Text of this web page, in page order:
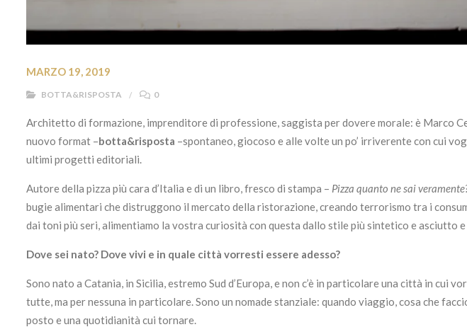
MARZO 19, 2019
BOTTA&RISPOSTA 0
Architetto di formazione, imprenditore di professione, saggista per dovere morale: è Marco
nuovo format –botta&risposta –spontaneo, giocoso e alle volte un po’ irriverente con cui
ultimi progetti editoriali.
Autore della pizza più cara d’Italia e di un libro, fresco di stampa – Pizza quanto ne sai
bugie alimentari che distruggono il mercato della ristorazione, creando terrorismo tra i
dai toni più seri, alimentiamo la vostra curiosità con questa dallo stile più sintetico e asciutto
Dove sei nato? Dove vivi e in quale città vorresti essere adesso?
Sono nato a Catania, in Sicilia, estremo Sud d’Europa, e non c’è in particolare una città in cui
tutte, ma per nessuna in particolare. Sono un nomade stanziale: quando viaggio, cosa che
posto e una quotidianità cui tornare.